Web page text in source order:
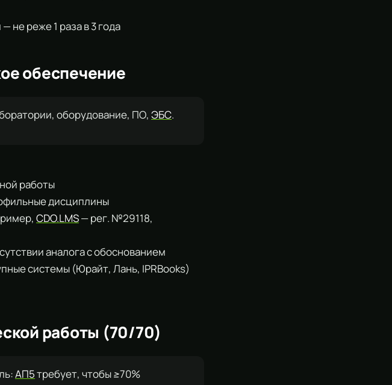
не реже 1 раза в 3 года
обеспечение
оборудование, ПО, ЭБС.
работы
дисциплины
CDO.LMS— рег. №29118,
аналога с обоснованием
системы (Юрайт, Лань, IPRBooks)
работы (70/70)
АП5требует, чтобы ≥70%